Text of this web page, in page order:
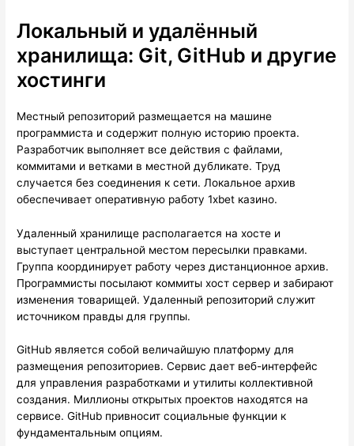
Локальный и удалённый
хранилища: Git, GitHub и другие
хостинги
Местный репозиторий размещается на машине
программиста и содержит полную историю проекта.
Разработчик выполняет все действия с файлами,
коммитами и ветками в местной дубликате. Труд
случается без соединения к сети. Локальное архив
обеспечивает оперативную работу 1xbet казино.
Удаленный хранилище располагается на хосте и
выступает центральной местом пересылки правками.
Группа координирует работу через дистанционное архив.
Программисты посылают коммиты хост сервер и забирают
изменения товарищей. Удаленный репозиторий служит
источником правды для группы.
GitHub является собой величайшую платформу для
размещения репозиториев. Сервис дает веб-интерфейс
для управления разработками и утилиты коллективной
создания. Миллионы открытых проектов находятся на
сервисе. GitHub привносит социальные функции к
фундаментальным опциям.